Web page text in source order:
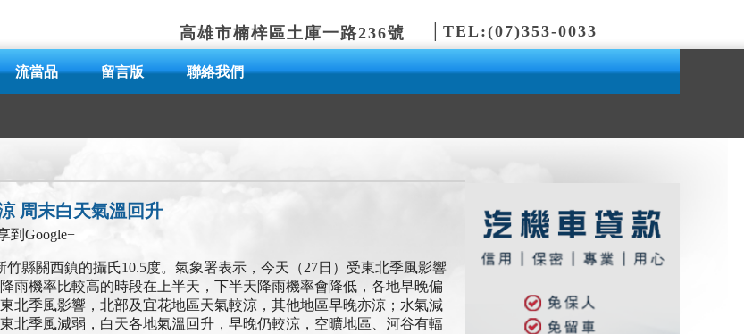
TEL:(07)353-0033
高雄市楠梓區土庫一路236號
流當品 留言版 聯絡我們
周末白天氣溫回升
到Google+
縣關西鎮的攝氏10.5度。氣象署表示，今天（27日）受東北季風影響
雨機率比較高的時段在上半天，下半天降雨機率會降低，各地早晚偏
北季風影響，北部及宜花地區天氣較涼，其他地區早晚亦涼；水氣減
北季風減弱，白天各地氣溫回升，早晚仍較涼，空曠地區、河谷有輻